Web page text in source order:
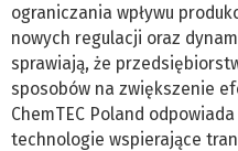
ograniczania wpływu
nowych regulacji oraz
sprawiają, że
sposobów na zwiększenie
ChemTEC Poland
technologie wspierające